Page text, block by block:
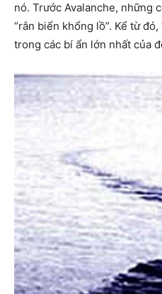
nó. Trước Avalanche, những
“rắn biển khổng lồ”. Kể từ đó,
trong các bí ẩn lớn nhất của